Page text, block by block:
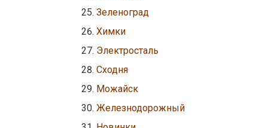
Зеленоград
Химки
Электросталь
Сходня
Можайск
Железнодорожный